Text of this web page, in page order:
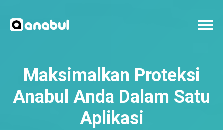
Maksimalkan Proteksi
Anabul Anda Dalam Satu
Aplikasi